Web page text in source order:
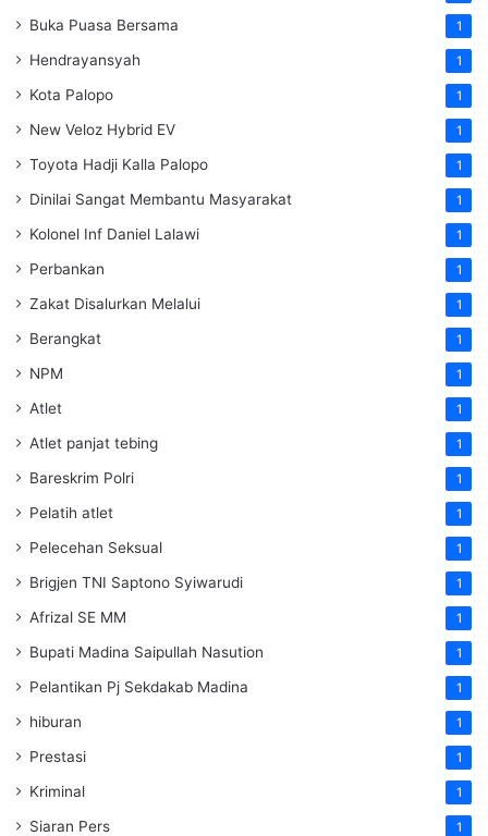
Buka Puasa Bersama 1
Hendrayansyah 1
Kota Palopo 1
New Veloz Hybrid EV 1
Toyota Hadji Kalla Palopo 1
Dinilai Sangat Membantu Masyarakat 1
Kolonel Inf Daniel Lalawi 1
Perbankan 1
Zakat Disalurkan Melalui 1
Berangkat 1
NPM 1
Atlet 1
Atlet panjat tebing 1
Bareskrim Polri 1
Pelatih atlet 1
Pelecehan Seksual 1
Brigjen TNI Saptono Syiwarudi 1
Afrizal SE MM 1
Bupati Madina Saipullah Nasution 1
Pelantikan Pj Sekdakab Madina 1
hiburan 1
Prestasi 1
Kriminal 1
Siaran Pers 1